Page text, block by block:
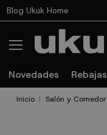
Blog Ukuk Home
Novedades Rebajas
Inicio Salón y Comedor